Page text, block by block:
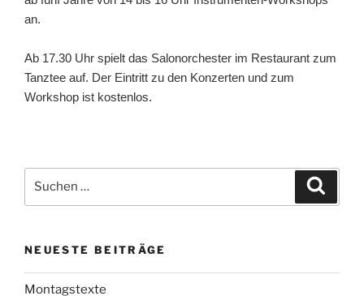
an.
Ab 17.30 Uhr spielt das Salonorchester im Restaurant zum
Tanztee auf. Der Eintritt zu den Konzerten und zum
Workshop ist kostenlos.
nach:
NEUESTE BEITRÄGE
Montagstexte